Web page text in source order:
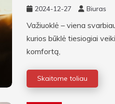
2024-12-27 Biuras
Važiuoklė – viena
kurios būklė tiesiogiai
komfortą,
Skaitome toliau